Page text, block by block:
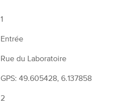
1
Entrée
Rue du Laboratoire
GPS: 49.605428, 6.137858
2